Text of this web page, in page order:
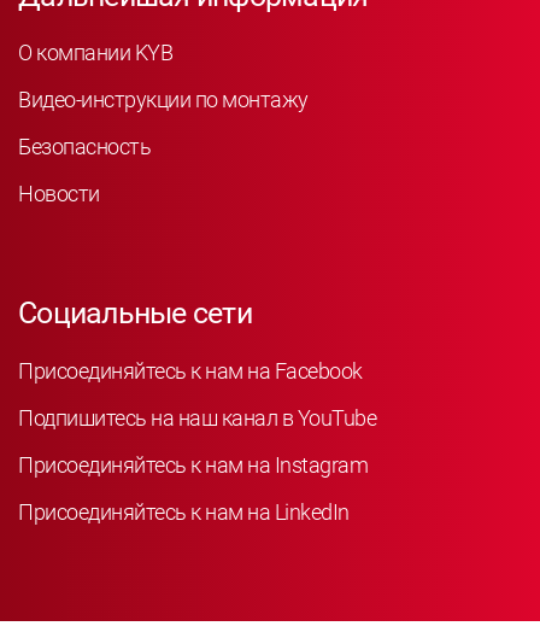
О компании KYB
Видео-инструкции по монтажу
Безопасность
Новости
Социальные сети
Присоединяйтесь к нам на Facebook
Подпишитесь на наш канал в YouTube
Присоединяйтесь к нам на Instagram
Присоединяйтесь к нам на LinkedIn